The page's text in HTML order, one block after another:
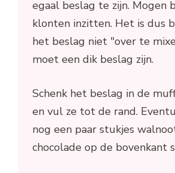
egaal beslag te zijn. Mogen
klonten inzitten. Het is dus
het beslag niet "over te
moet een dik beslag zijn.
Schenk het beslag in de
en vul ze tot de rand.
nog een paar stukjes
chocolade op de bovenkant